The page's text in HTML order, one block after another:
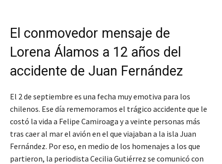
El conmovedor mensaje de
Lorena Álamos a 12 años del
accidente de Juan Fernández
El 2 de septiembre es una fecha muy emotiva para los
chilenos. Ese día rememoramos el trágico accidente que le
costó la vida a Felipe Camiroaga y a veinte personas más
tras caer al mar el avión en el que viajaban a la isla Juan
Fernández. Por eso, en medio de los homenajes a los que
partieron, la periodista Cecilia Gutiérrez se comunicó con